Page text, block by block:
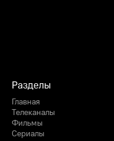
Разделы
Главная
Телеканалы
Фильмы
Сериалы